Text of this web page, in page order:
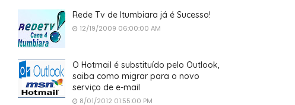
Rede Tv de Itumbiara já é Sucesso!
12/19/2009 06:00:00 AM
O Hotmail é substituído pelo Outlook,
saiba como migrar para o novo
serviço de e-mail
8/01/2012 01:55:00 PM